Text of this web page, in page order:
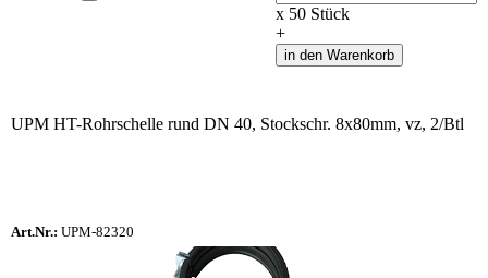
x 50 Stück
+
in den Warenkorb
UPM HT-Rohrschelle rund DN 40, Stockschr. 8x80mm, vz, 2/Btl
Art.Nr.: UPM-82320